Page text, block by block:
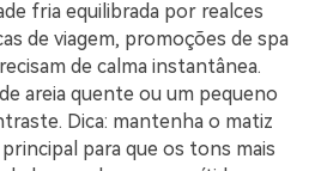
fria equilibrada por realces
de viagem, promoções de spa
de calma instantânea.
areia quente ou um pequeno
Dica: mantenha o matiz
para que os tons mais